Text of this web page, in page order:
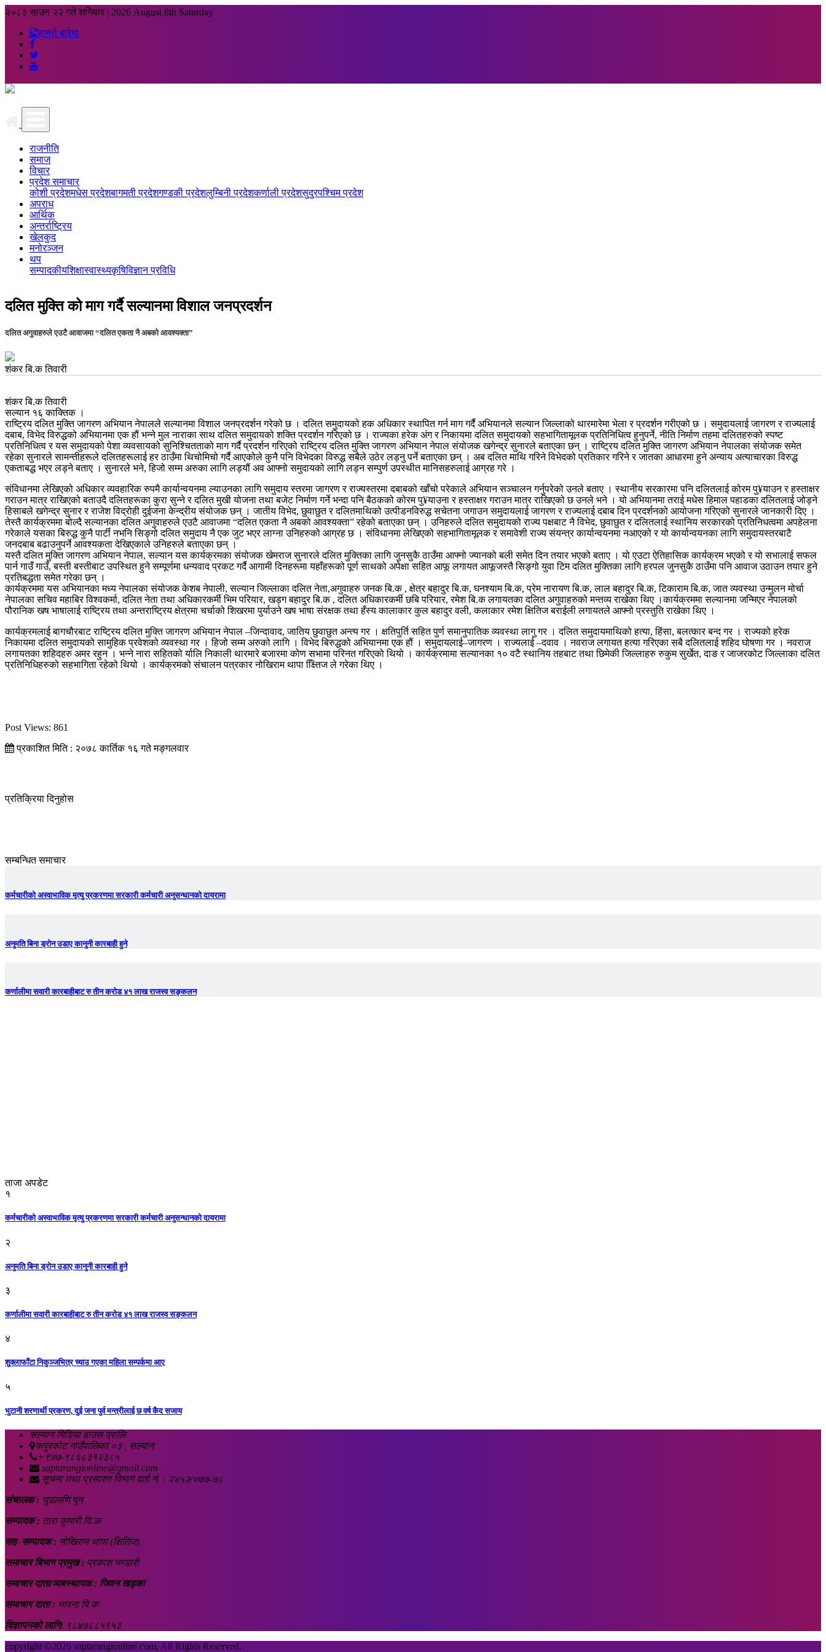
२०८३ साउन २२ गते शनिवार | 2026 August 8th Saturday
हाम्रो बारेमा
राजनीति
समाज
विचार
प्रदेश समाचार
कोशी प्रदेशमधेस प्रदेशबागमती प्रदेशगण्डकी प्रदेशलुम्बिनी प्रदेशकर्णाली प्रदेशसुदुरपश्चिम प्रदेश
अपराध
आर्थिक
अन्तर्राष्ट्रिय
खेलकुद
मनोरञ्जन
थप
सम्पादकीयशिक्षास्वास्थ्यकृषिविज्ञान प्रविधि
दलित मुक्ति को माग गर्दै सल्यानमा विशाल जनप्रदर्शन
दलित अगुवाहरुले एउटै आवाजमा “दलित एकता नै अबको आवश्यक्ता”
शंकर बि.क तिवारी
शंकर बि.क तिवारी
सल्यान १६ काक्तिक ।
राष्ट्रिय दलित मुक्ति जागरण अभियान नेपालले सल्यानमा विशाल जनप्रदर्शन गरेको छ । दलित समुदायको हक अधिकार स्थापित गर्न माग गर्दै अभियानले सल्यान जिल्लाको थारमारेमा भेला र प्रदर्शन गरीएको छ । समुदायलाई जागरण र राज्यलाई
दबाब, विभेद विरुद्धको अभियानमा एक हौं भन्ने मुल नाराका साथ दलित समुदायको शक्ति प्रदर्शन गरिएको छ । राज्यका हरेक अंग र निकायमा दलित समुदायको सहभागितामूलक प्रतिनिधित्व हुनुपर्ने, नीति निर्माण तहमा दलितहरुको स्पष्ट
प्रतिनिधित्व र यस समुदायको पेशा व्यवसायको सुनिश्चितताको माग गर्दै प्रदर्शन गरिएको राष्ट्रिय दलित मुक्ति जागरण अभियान नेपाल संयोजक खगेन्द्र सुनारले बताएका छन् । राष्ट्रिय दलित मुक्ति जागरण अभियान नेपालका संयोजक समेत
रहेका सुनारले सामन्तीहरूले दलितहरूलाई हर ठाउँमा थिचोमिचो गर्दै आएकोले कुनै पनि विभेदका विरुद्ध सबैले उठेर लड्नु पर्ने बताएका छन् । अब दलित माथि गरिने विभेदको प्रतिकार गरिने र जातका आधारमा हुने अन्याय अत्याचारका विरुद्ध
एकताबद्ध भएर लड्ने बताए । सुनारले भने, हिजो सम्म अरुका लागि लड्यौं अव आफ्नो समुदायको लागि लड्न सम्पुर्ण उपस्थीत मानिसहरुलाई आग्रह गरे ।
संविधानमा लेखिएको अधिकार व्यवहारिक रुपमै कार्यान्वयनमा ल्याउनका लागि समुदाय स्तरमा जागरण र राज्यस्तरमा दबाबको खाँचो परेकाले अभियान सञ्चालन गर्नुपरेको उनले बताए । स्थानीय सरकारमा पनि दलितलाई कोरम पु¥याउन र हस्ताक्षर
गराउन मात्र राखिएको बताउदै दलितहरूका कुरा सुन्ने र दलित मुखी योजना तथा बजेट निर्माण गर्ने भन्दा पनि बैठकको कोरम पु¥याउना र हस्ताक्षर गराउन मात्र राखिएको छ उनले भने । यो अभियानमा तराई मधेस हिमाल पहाडका दलितलाई जोड्ने
हिसाबले खगेन्द्र सुनार र राजेश विद्रोही दुईजना केन्द्रीय संयोजक छन् । जातीय विभेद, छुवाछुत र दलितमाथिको उत्पीडनविरुद्ध सचेतना जगाउन समुदायलाई जागरण र राज्यलाई दबाब दिन प्रदर्शनको आयोजना गरिएको सुनारले जानकारी दिए ।
तेस्तै कार्यक्रममा बोल्दै सल्यानका दलित अगुवाहरुले एउटै आवाजमा “दलित एकता नै अबको आवश्यक्ता” रहेको बताएका छन् । उनिहरुले दलित समुदायको राज्य पक्षबाट नै विभेद, छुवाछुत र दलितलाई स्थानिय सरकारको प्रतिनिधत्वमा अपहेलना
गरेकाले यसका बिरुद्ध कुनै पार्टी नभनि सिङ्गो दलित समुदाय नै एक जुट भएर लाग्ना उनिहरुको आग्रह छ । संविधानमा लेखिएको सहभागितामूलक र समावेशी राज्य संयन्त्र कार्यान्वयनमा नआएको र यो कार्यान्वयनका लागि समुदायस्तरबाटै
जनदबाब बढाउनुपर्ने आवश्यकता देखिएकाले उनिहरुले बताएका छन् ।
यस्तै दलित मुक्ति जागरण अभियान नेपाल, सल्यान यस कार्यक्रमका संयोजक खेमराज सुनारले दलित मुक्तिका लागि जुनसुकै ठाउँमा आफ्नो ज्यानको बली समेत दिन तयार भएको बताए । यो एउटा ऐतिहासिक कार्यक्रम भएको र यो सभालाई सफल
पार्न गाउँ गाउँ, बस्ती बस्तीबाट उपस्थित हुने सम्पूर्णमा धन्यवाद प्रकट गर्दै आगामी दिनहरूमा यहाँहरूको पूर्ण साथको अपेक्षा सहित आफू लगायत आफूजस्तै सिङ्गो युवा टिम दलित मुक्तिका लागि हरपल जुनसुकै ठाउँमा पनि आवाज उठाउन तयार हुने
प्रतिबद्धता समेत गरेका छन् ।
कार्यक्रममा यस अभियानका मध्य नेपालका संयोजक केशब नेपाली, सल्यान जिल्लाका दलित नेता,अगुवाहरु जनक बि.क , क्षेत्र बहादुर बि.क, घनश्याम बि.क, प्रेम नारायण बि.क, लाल बहादुर बि.क, टिकाराम बि.क, जात व्यवस्था उन्मुलन मोर्चा
नेपालका सचिव महाबिर विश्वकर्मा, दलित नेता तथा अधिकारकर्मी भिम परियार, खड्ग बहादुर बि.क , दलित अधिकारकर्मी छबि परियार, रमेश बि.क लगायतका दलित अगुवाहरुको मन्तव्य राखेका थिए ।कार्यक्रममा सल्यानमा जन्मिएर नेपालको
पौरानिक खष भाषालाई राष्ट्रिय तथा अन्तराष्ट्रिय क्षेत्रमा चर्चाको शिखरमा पुर्याउने खष भाषा संरक्षक तथा हँस्य कालाकार कुल बहादुर वली, कलाकार रमेश क्षितिज बराईली लगायतले आफ्नो प्रस्तुति राखेका थिए ।
कार्यक्रमलाई बागचौरबाट राष्ट्रिय दलित मुक्ति जागरण अभियान नेपाल –जिन्दावाद, जातिय छुवाछुत अन्त्य गर । क्षतिपुर्ति सहित पुर्ण समानुपातिक व्यवस्था लागु गर । दलित समुदायमाथिको हत्या, हिंसा, बलत्कार बन्द गर । राज्यको हरेक
निकायमा दलित समुदायको सामुहिक प्रवेशको व्यवस्था गर । हिजो सम्म अरुको लागि । विभेद बिरुद्धको अभियानमा एक हौं । समुदायलाई–जागरण । राज्यलाई –दवाव । नवराज लगायत हत्या गरिएका सबै दलितलाई शहिद घोषणा गर । नवराज
लगायतका शहिदहरु अमर रहुन । भन्ने नारा सहितको र्यालि निकाली थारमारे बजारमा कोण सभामा परिनत गरिएको थियो । कार्यक्रमामा सल्यानका १० वटै स्थानिय तहबाट तथा छिमेकी जिल्लाहरु रुकुम सुर्खेत, दाङ र जाजरकोट जिल्लाका दलित
प्रतिनिधिहरुको सहभागिता रहेको थियो । कार्यक्रमको संचालन पत्रकार नोखिराम थापा क्ष्तििज ले गरेका थिए ।
Post Views: 861
प्रकाशित मिति : २०७८ कार्तिक १६ गते मङ्गलवार
प्रतिक्रिया दिनुहोस
सम्बन्धित समाचार
कर्मचारीको अस्वाभाविक मृत्यु प्रकरणमा सरकारी कर्मचारी अनुसन्धानको दायरामा
अनुमति बिना ड्रोन उडाए कानुनी कारबाही हुने
कर्णालीमा सवारी कारबाहीबाट रु तीन करोड ४१ लाख राजस्व सङ्कलन
ताजा अपडेट
१
कर्मचारीको अस्वाभाविक मृत्यु प्रकरणमा सरकारी कर्मचारी अनुसन्धानको दायरामा
२
अनुमति बिना ड्रोन उडाए कानुनी कारबाही हुने
३
कर्णालीमा सवारी कारबाहीबाट रु तीन करोड ४१ लाख राजस्व सङ्कलन
४
शुक्लाफाँटा निकुञ्जभित्र च्याउ गएका महिला सम्पर्कमा आए
५
भुटानी शरणार्थी प्रकरण, दुई जना पुर्व मन्त्रीलाई छ वर्ष कैद सजाय
सल्यान मिडिया हाउस प्रालि
कपुरकोट गाउँपालिका ०३ , सल्यान
+९७७-९८६८३१२३८५
saptarangionline@gmail.com
सूचना तथा प्रसारण विभाग दर्ता नं. : २४५२/०७७-७८
संचालक : चुडामणि पुन
सम्पादक : तारा कुमारी वि.क
सह–सम्पादक : नोखिराम थापा (क्षितिज)
समाचार बिभाग प्रमुख : प्रकाश भण्डारी
समाचार दाता/व्यबस्थापक : जिवन खड्का
समाचार दाता : भावना बि.क
विज्ञापनको लागि: ९८४७८८५९५३
copyright ©2026 saptarangionline.com, All Rights Reserved.